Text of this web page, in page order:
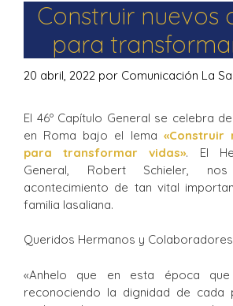
Construir nuevos
para
20 abril, 2022 por Comunicación La
El 46º Capítulo General se celebra
en Roma bajo el lema «Construir
para transformar vidas». El
General, Robert Schieler,
acontecimiento de tan vital
familia lasaliana.
Queridos Hermanos y
«Anhelo que en esta época
reconociendo la dignidad de cada